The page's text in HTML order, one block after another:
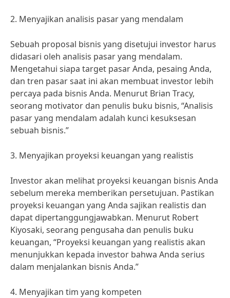
2. Menyajikan analisis pasar yang mendalam
Sebuah proposal bisnis yang disetujui investor harus
didasari oleh analisis pasar yang mendalam.
Mengetahui siapa target pasar Anda, pesaing Anda,
dan tren pasar saat ini akan membuat investor lebih
percaya pada bisnis Anda. Menurut Brian Tracy,
seorang motivator dan penulis buku bisnis, “Analisis
pasar yang mendalam adalah kunci kesuksesan
sebuah bisnis.”
3. Menyajikan proyeksi keuangan yang realistis
Investor akan melihat proyeksi keuangan bisnis Anda
sebelum mereka memberikan persetujuan. Pastikan
proyeksi keuangan yang Anda sajikan realistis dan
dapat dipertanggungjawabkan. Menurut Robert
Kiyosaki, seorang pengusaha dan penulis buku
keuangan, “Proyeksi keuangan yang realistis akan
menunjukkan kepada investor bahwa Anda serius
dalam menjalankan bisnis Anda.”
4. Menyajikan tim yang kompeten